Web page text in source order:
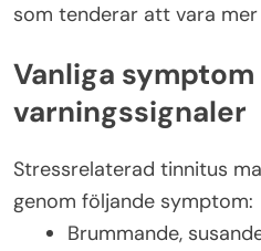
som tenderar att vara
Vanliga
varningssignaler
Stressrelaterad tinnitus
genom följande symptom:
Brummande,